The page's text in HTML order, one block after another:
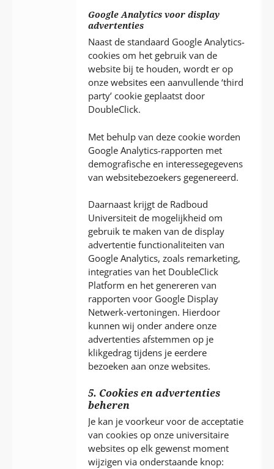
Google Analytics voor display
advertenties
Naast de standaard Google Analytics-
cookies om het gebruik van de
website bij te houden, wordt er op
onze websites een aanvullende ‘third
party’ cookie geplaatst door
DoubleClick.
Met behulp van deze cookie worden
Google Analytics-rapporten met
demografische en interessegegevens
van websitebezoekers gegenereerd.
Daarnaast krijgt de Radboud
Universiteit de mogelijkheid om
gebruik te maken van de display
advertentie functionaliteiten van
Google Analytics, zoals remarketing,
integraties van het DoubleClick
Platform en het genereren van
rapporten voor Google Display
Netwerk-vertoningen. Hierdoor
kunnen wij onder andere onze
advertenties afstemmen op je
klikgedrag tijdens je eerdere
bezoeken aan onze websites.
5. Cookies en advertenties
beheren
Je kan je voorkeur voor de acceptatie
van cookies op onze universitaire
websites op elk gewenst moment
wijzigen via onderstaande knop: